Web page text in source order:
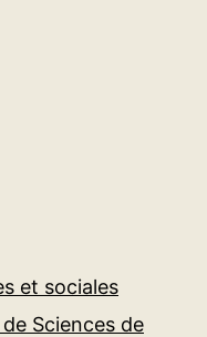
et sociales
Sciences de